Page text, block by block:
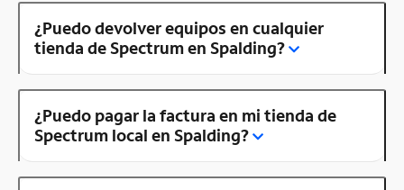
¿Puedo devolver equipos en cualquier
tienda de Spectrum en Spalding?
¿Puedo pagar la factura en mi tienda de
Spectrum local en Spalding?